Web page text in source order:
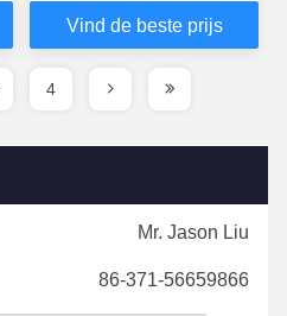
Vind de beste prijs
4
Mr. Jason Liu
86-371-56659866